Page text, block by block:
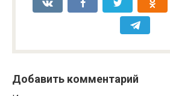
Добавить комментарий